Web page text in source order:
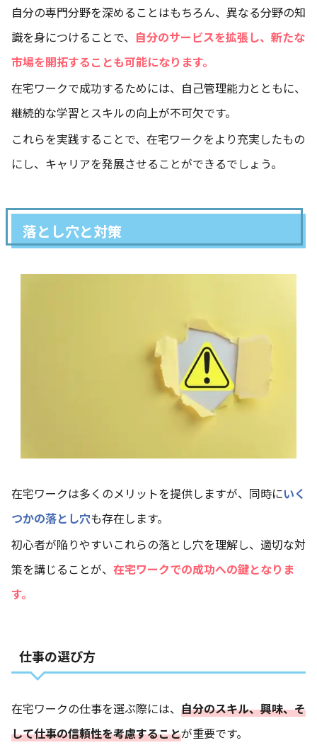
自分の専門分野を深めることはもちろん、異なる分野の知
識を身につけることで、 自分のサービスを拡張し、新たな
市場を開拓することも可能になります。
在宅ワークで成功するためには、自己管理能力とともに、
継続的な学習とスキルの向上が不可欠です。
これらを実践することで、在宅ワークをより充実したもの
にし、キャリアを発展させることができるでしょう。
落とし穴と対策
在宅ワークは多くのメリットを提供しますが、同時にいく
つかの落とし穴も存在します。
初心者が陥りやすいこれらの落とし穴を理解し、適切な対
策を講じることが、 在宅ワークでの成功への鍵となりま
す。
仕事の選び方
在宅ワークの仕事を選ぶ際には、 自分のスキル、興味、そ
して仕事の信頼性を考慮することが重要です。